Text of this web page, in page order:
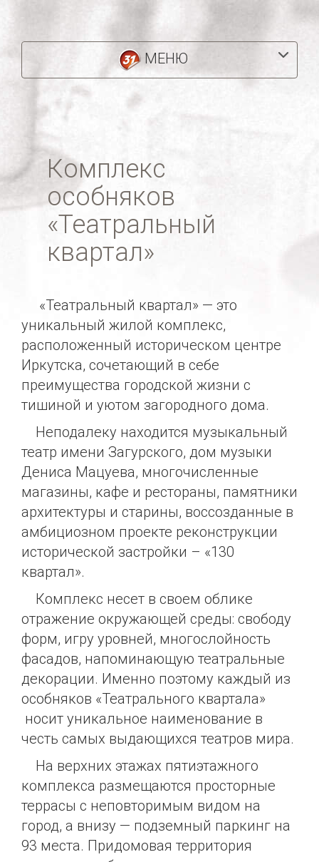
МЕНЮ
Комплекс
особняков
«Театральный
квартал»
«Театральный квартал» — это
уникальный жилой комплекс,
расположенный историческом центре
Иркутска, сочетающий в себе
преимущества городской жизни с
тишиной и уютом загородного дома.
Неподалеку находится музыкальный
театр имени Загурского, дом музыки
Дениса Мацуева, многочисленные
магазины, кафе и рестораны, памятники
архитектуры и старины, воссозданные в
амбициозном проекте реконструкции
исторической застройки – «130
квартал».
Комплекс несет в своем облике
отражение окружающей среды: свободу
форм, игру уровней, многослойность
фасадов, напоминающую театральные
декорации. Именно поэтому каждый из
особняков «Театрального квартала»
носит уникальное наименование в
честь самых выдающихся театров мира.
На верхних этажах пятиэтажного
комплекса размещаются просторные
террасы с неповторимым видом на
город, а внизу — подземный паркинг на
93 места. Придомовая территория